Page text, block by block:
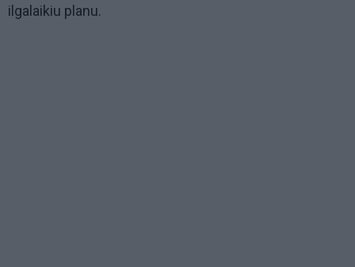
ilgalaikiu planu.